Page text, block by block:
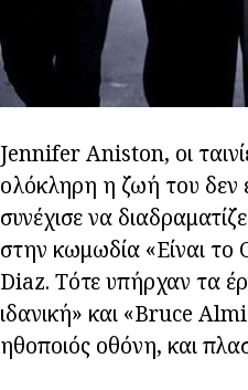
Jennifer Aniston, οι
ολόκληρη η ζωή του δεν
συνέχισε να
στην κωμωδία «Είναι το
Diaz. Τότε υπήρχαν τα
ιδανική» και «Bruce
ηθοποιός οθόνη, και